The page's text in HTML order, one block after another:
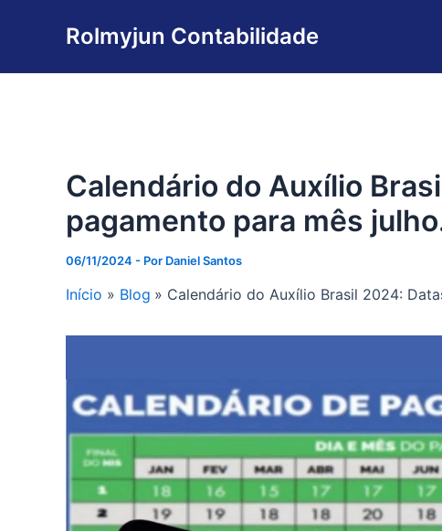
Rolmyjun Contabilidade
Calendário do Auxílio
pagamento para mês
06/11/2024 - Por Daniel Santos
Início Blog Calendário do Auxílio Brasil 2024: